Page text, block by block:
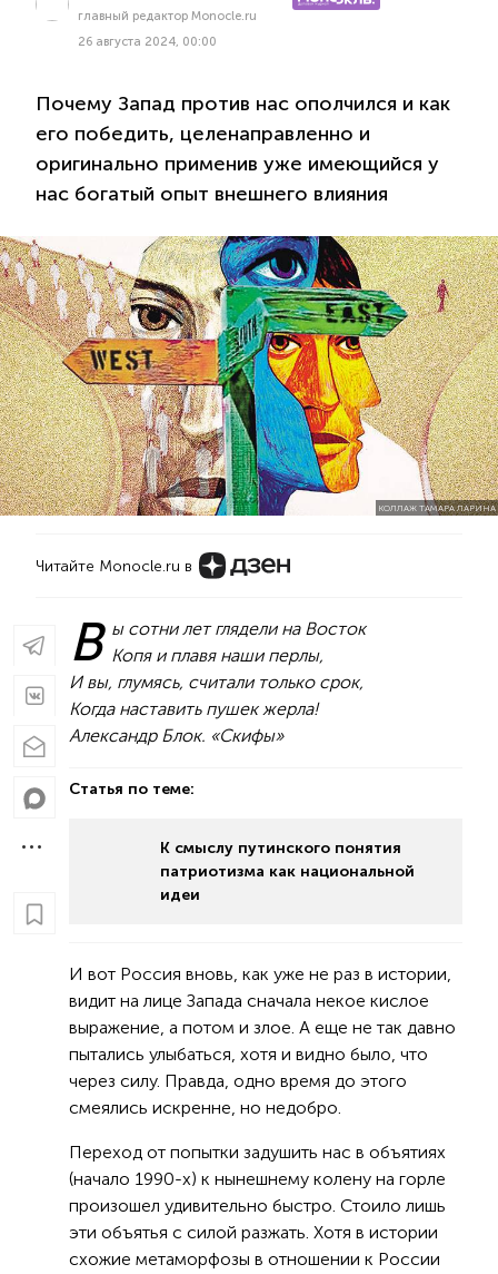
главный редактор Monocle.ru
26 августа 2024, 00:00
Почему Запад против нас ополчился и как
его победить, целенаправленно и
оригинально применив уже имеющийся у
нас богатый опыт внешнего влияния
КОЛЛАЖ ТАМАРА ЛАРИНА
Читайте Monocle.ru в
В ы сотни лет глядели на Восток
Копя и плавя наши перлы,
И вы, глумясь, считали только срок,
Когда наставить пушек жерла!
Александр Блок. «Скифы»
Статья по теме:
К смыслу путинского понятия
патриотизма как национальной
идеи
И вот Россия вновь, как уже не раз в истории,
видит на лице Запада сначала некое кислое
выражение, а потом и злое. А еще не так давно
пытались улыбаться, хотя и видно было, что
через силу. Правда, одно время до этого
смеялись искренне, но недобро.
Переход от попытки задушить нас в объятиях
(начало 1990-х) к нынешнему колену на горле
произошел удивительно быстро. Стоило лишь
эти объятья с силой разжать. Хотя в истории
схожие метаморфозы в отношении к России